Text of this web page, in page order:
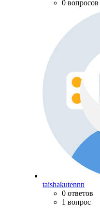
0 вопросов
taishakutennn
0 ответов
1 вопрос